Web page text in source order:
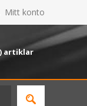
Mitt konto
artiklar